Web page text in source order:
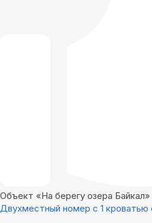
Объект «На берегу озера Байкал»
Двухместный номер с 1 кроватью